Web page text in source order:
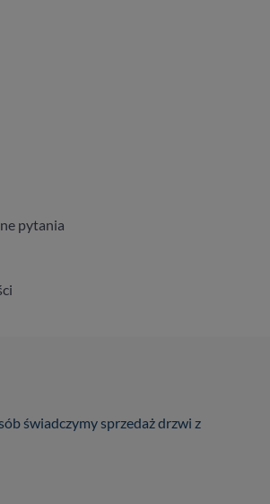
pytania
świadczymy sprzedaż drzwi z